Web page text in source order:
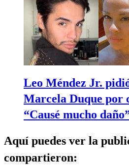
Leo Méndez Jr.
Marcela Duque por
“Causé mucho
Aquí puedes ver la
compartieron: